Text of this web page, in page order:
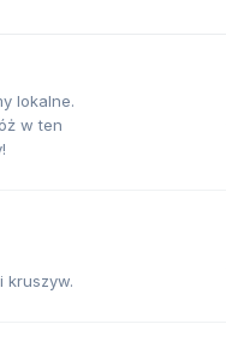
lokalne.
w ten
kruszyw.